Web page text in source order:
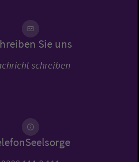
Sie uns
schreiben